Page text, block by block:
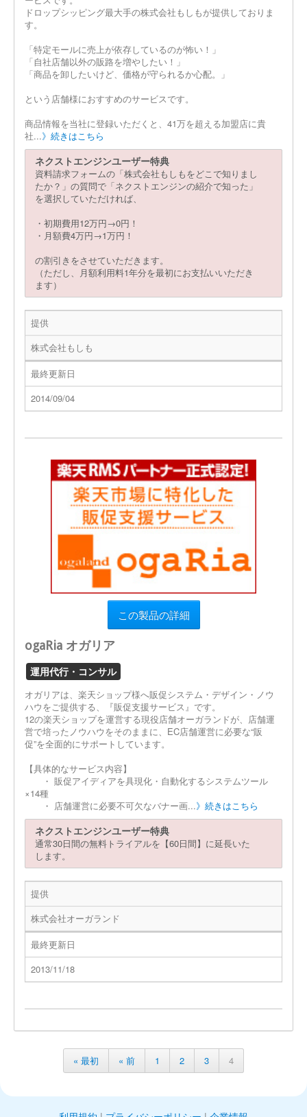
ドロップシッピング最大手の株式会社もしもが提供しておりま
す。
「特定モールに売上が依存しているのが怖い！」
「自社店舗以外の販路を増やしたい！」
「商品を卸したいけど、価格が守られるか心配。」
という店舗様におすすめのサービスです。
商品情報を当社に登録いただくと、41万を超える加盟店に貴
社...》続きはこちら
ネクストエンジンユーザー特典
資料請求フォームの「株式会社もしもをどこで知りまし
たか？」の質問で「ネクストエンジンの紹介で知った」
を選択していただければ、
・初期費用12万円→0円！
・月額費4万円→1万円！
の割引きをさせていただきます。
（ただし、月額利用料1年分を最初にお支払いいただき
ます）
提供
株式会社もしも
最終更新日
2014/09/04
この製品の詳細
ogaRia オガリア
運用代行・コンサル
オガリアは、楽天ショップ様へ販促システム・デザイン・ノウ
ハウをご提供する、『販促支援サービス』です。
12の楽天ショップを運営する現役店舗オーガランドが、店舗運
営で培ったノウハウをそのままに、EC店舗運営に必要な“販
促”を全面的にサポートしています。
【具体的なサービス内容】
・ 販促アイディアを具現化・自動化するシステムツール
×14種
・ 店舗運営に必要不可欠なバナー画...》続きはこちら
ネクストエンジンユーザー特典
通常30日間の無料トライアルを【60日間】に延長いた
します。
提供
株式会社オーガランド
最終更新日
2013/11/18
« 最初 « 前 1 2 3 4